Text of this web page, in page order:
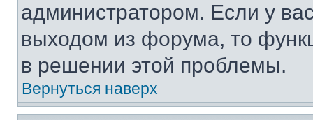
администратором. Если у
выходом из форума, то
в решении этой проблемы.
Вернуться наверх